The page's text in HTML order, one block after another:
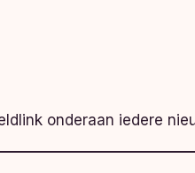
onderaan iedere